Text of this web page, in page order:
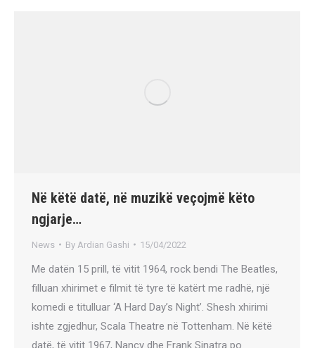
Në këtë datë, në muzikë veçojmë këto
ngjarje…
News By Ardian Gashi 15/04/2022
Me datën 15 prill, të vitit 1964, rock bendi The Beatles,
filluan xhirimet e filmit të tyre të katërt me radhë, një
komedi e titulluar ‘A Hard Day’s Night’. Shesh xhirimi
ishte zgjedhur, Scala Theatre në Tottenham. Në këtë
datë, të vitit 1967, Nancy dhe Frank Sinatra po